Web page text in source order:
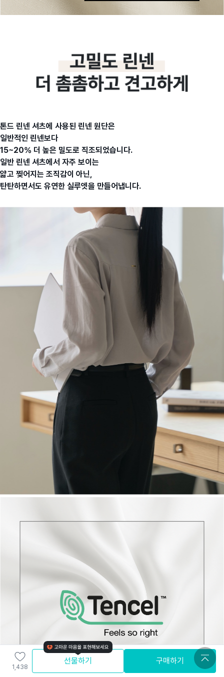
톤드 린넨 셔츠에 사용된 린넨 원단은
일반적인 린넨보다
15~20% 더 높은 밀도로 직조되었습니다.
일반 린넨 셔츠에서 자주 보이는
얇고 찢어지는 조직감이 아닌,
탄탄하면서도 유연한 실루엣을 만들어냅니다.
1,438
선물하기 구매하기